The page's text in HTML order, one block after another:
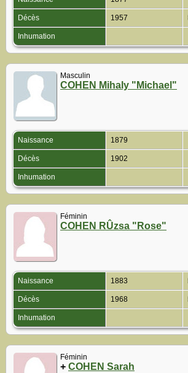
Décès 1957
Inhumation
Masculin
COHEN Mihaly "Michael"
Naissance 1879
Décès 1902
Inhumation
Féminin
COHEN RÛzsa "Rose"
Naissance 1883
Décès 1968
Inhumation
Féminin
+ COHEN Sarah